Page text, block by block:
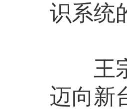
识系统
王宗
迈向新